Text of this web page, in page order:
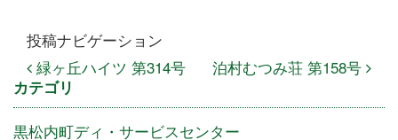
投稿ナビゲーション
緑ヶ丘ハイツ 第314号
泊村むつみ荘 第158号
カテゴリ
黒松内町ディ・サービスセンター